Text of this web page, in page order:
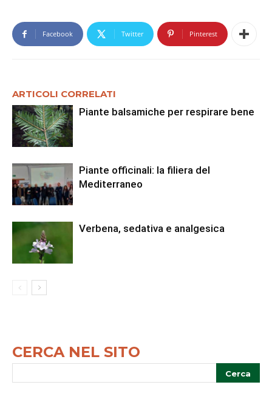
Facebook Twitter Pinterest
ARTICOLI CORRELATI
Piante balsamiche per respirare bene
Piante officinali: la filiera del
Mediterraneo
Verbena, sedativa e analgesica
CERCA NEL SITO